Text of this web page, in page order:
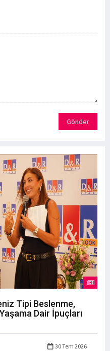
Gönder
Tipi Beslenme,
Dair İpuçları
30 Tem 2026